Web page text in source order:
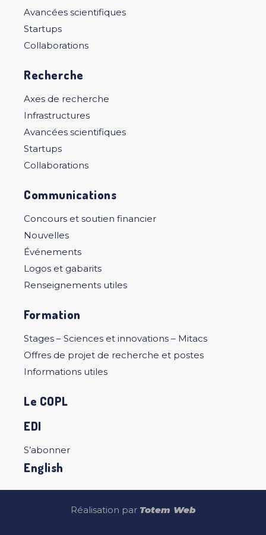
Avancées scientifiques
Startups
Collaborations
Recherche
Axes de recherche
Infrastructures
Avancées scientifiques
Startups
Collaborations
Communications
Concours et soutien financier
Nouvelles
Événements
Logos et gabarits
Renseignements utiles
Formation
Stages – Sciences et innovations – Mitacs
Offres de projet de recherche et postes
Informations utiles
Le COPL
EDI
S’abonner
English
Réalisation par Totem Web